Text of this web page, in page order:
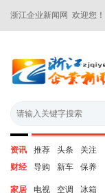
浙江企业新闻网 欢迎您！
资讯 推荐 头条
关注
财经
导购 新车 保养
家居 电视 空调
冰箱